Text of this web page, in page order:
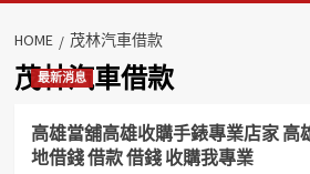
HOME 茂林汽車借款
茂林汽車借款
最新消息
高雄當舖高雄收購手錶專業店家 高
地借錢 借款 借錢 收購我專業